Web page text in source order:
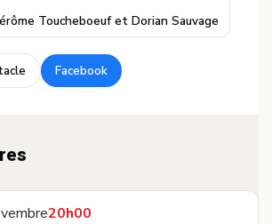
Toucheboeuf et Dorian Sauvage
Facebook
20h00